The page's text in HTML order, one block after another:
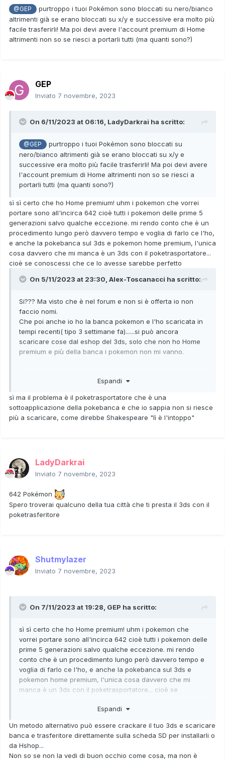
@GEP
purtroppo i tuoi Pokémon sono bloccati su nero/bianco
altrimenti già se erano bloccati su x/y e successive era molto più
facile trasferirli! Ma poi devi avere l'account premium di Home
altrimenti non so se riesci a portarli tutti (ma quanti sono?)
GEP
Inviato 7 novembre, 2023
On 6/11/2023 at 06:16, LadyDarkrai ha scritto:
@GEP
purtroppo i tuoi Pokémon sono bloccati su
nero/bianco altrimenti già se erano bloccati su x/y e
successive era molto più facile trasferirli! Ma poi devi avere
l'account premium di Home altrimenti non so se riesci a
portarli tutti (ma quanti sono?)
sì sì certo che ho Home premium! uhm i pokemon che vorrei
portare sono all'incirca 642 cioè tutti i pokemon delle prime 5
generazioni salvo qualche eccezione. mi rendo conto che è un
procedimento lungo però davvero tempo e voglia di farlo ce l'ho,
e anche la pokebanca sul 3ds e pokemon home premium, l'unica
cosa davvero che mi manca è un 3ds con il poketrasportatore...
cioè se conoscessi che ce lo avesse sarebbe perfetto
On 5/11/2023 at 23:30, Alex-Toscanacci ha scritto:
Si??? Ma visto che è nel forum e non si è offerta io non
faccio nomi.
Che poi anche io ho la banca pokemon e l'ho scaricata in
tempi recenti( tipo 3 settimane fa)......si può ancora
scaricare cose dal eshop del 3ds, solo che non ho Home
premium e più della banca i pokemon non mi vanno.
(E poi te hai Home premium? Altrimenti non li trasferisci
Espandi
sì ma il problema è il poketrasportatore che è una
sottoapplicazione della pokebanca e che io sappia non si riesce
più a scaricare, come direbbe Shakespeare "lì è l'intoppo"
LadyDarkrai
Inviato 7 novembre, 2023
642 Pokémon
Spero troverai qualcuno della tua città che ti presta il 3ds con il
poketrasferitore
Shutmylazer
Inviato 7 novembre, 2023
On 7/11/2023 at 19:28, GEP ha scritto:
sì sì certo che ho Home premium! uhm i pokemon che
vorrei portare sono all'incirca 642 cioè tutti i pokemon delle
prime 5 generazioni salvo qualche eccezione. mi rendo
conto che è un procedimento lungo però davvero tempo e
voglia di farlo ce l'ho, e anche la pokebanca sul 3ds e
pokemon home premium, l'unica cosa davvero che mi
manca è un 3ds con il poketrasportatore... cioè se
sì ma il problema è il poketrasportatore che è una
riesce più a scaricare, come direbbe Shakespeare "lì è
l'intoppo"
Espandi
Un metodo alternativo può essere crackare il tuo 3ds e scaricare
banca e trasferitore direttamente sulla scheda SD per installarli o
da Hshop...
Non so se non la vedi di buon occhio come cosa, ma non è